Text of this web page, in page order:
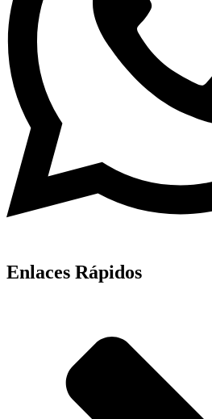
Enlaces Rápidos